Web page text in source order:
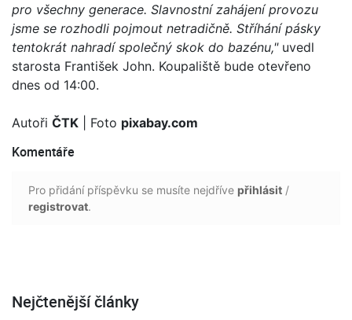
pro všechny generace. Slavnostní zahájení provozu
jsme se rozhodli pojmout netradičně. Stříhání pásky
tentokrát nahradí společný skok do bazénu,"uvedl
starosta František John. Koupaliště bude otevřeno
dnes od 14:00.
Autoři ČTK | Foto pixabay.com
Komentáře
Pro přidání příspěvku se musíte nejdříve přihlásit /
registrovat.
Nejčtenější články